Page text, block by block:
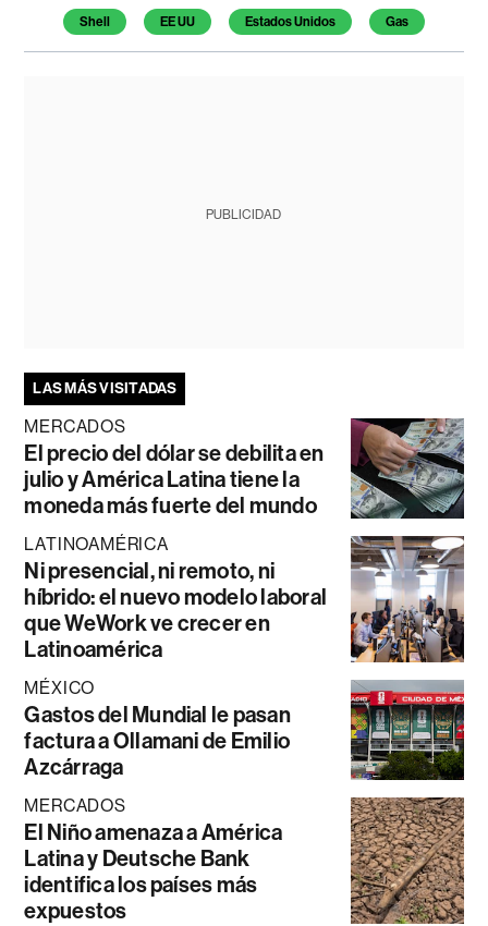
Shell EE UU Estados Unidos Gas
PUBLICIDAD
LAS MÁS VISITADAS
MERCADOS
El precio del dólar se debilita en
julio y América Latina tiene la
moneda más fuerte del mundo
LATINOAMÉRICA
Ni presencial, ni remoto, ni
híbrido: el nuevo modelo laboral
que WeWork ve crecer en
Latinoamérica
MÉXICO
Gastos del Mundial le pasan
factura a Ollamani de Emilio
Azcárraga
MERCADOS
El Niño amenaza a América
Latina y Deutsche Bank
identifica los países más
expuestos